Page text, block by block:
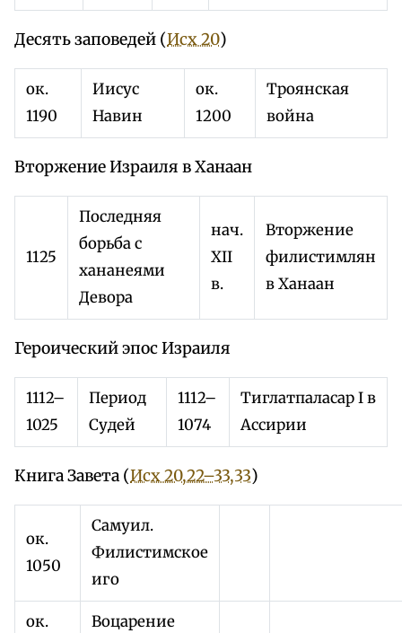
Десять заповедей (Исх 20)
ок.
1190
Иисус
Навин
ок.
1200
Троянская
война
Вторжение Израиля в Ханаан
1125
Последняя
борьба с
хананеями
Девора
нач.
XII
в.
Вторжение
филистимлян
в Ханаан
Героический эпос Израиля
1112–
1025
Период
Судей
1112–
1074
Тиглатпаласар I в
Ассирии
Книга Завета (Исх 20,22–33,33)
ок.
1050
Самуил.
Филистимское
иго
ок.
Воцарение